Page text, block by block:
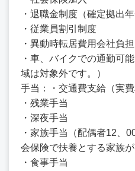
・退職金制度（確定拠出年
・従業員割引制度
・異動時転居費用会社負担
・車、バイクでの通勤可
域は対象外です。）
手当：・交通費支給（実費
・残業手当
・深夜手当
・家族手当（配偶者12
会保険で扶養とする家族
・食事手当